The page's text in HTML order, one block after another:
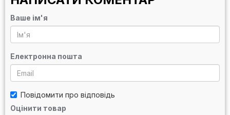
Ваше ім'я
Електронна пошта
Повідомити про відповідь
Оцінити товар